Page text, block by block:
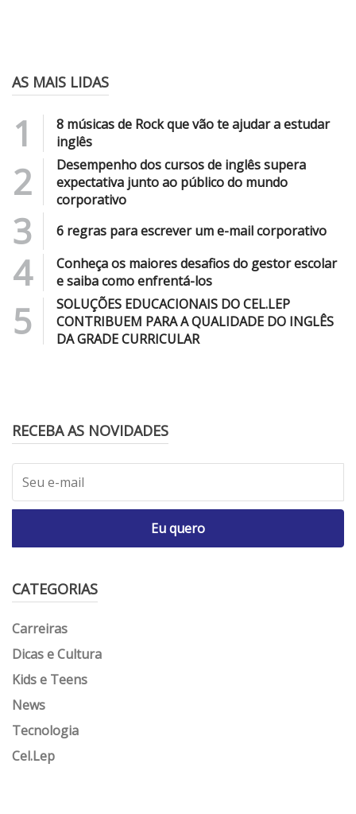
AS MAIS LIDAS
1
8 músicas de Rock que vão te ajudar a estudar
inglês
2
Desempenho dos cursos de inglês supera
expectativa junto ao público do mundo
corporativo
3 6 regras para escrever um e-mail corporativo
4
Conheça os maiores desafios do gestor escolar
e saiba como enfrentá-los
5
SOLUÇÕES EDUCACIONAIS DO CEL.LEP
CONTRIBUEM PARA A QUALIDADE DO INGLÊS
DA GRADE CURRICULAR
RECEBA AS NOVIDADES
Eu quero
CATEGORIAS
Carreiras
Dicas e Cultura
Kids e Teens
News
Tecnologia
Cel.Lep